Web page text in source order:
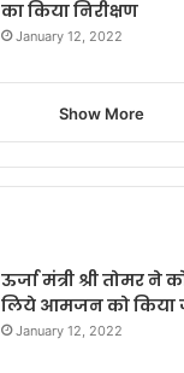
का किया निरीक्षण
January 12, 2022
Show More
ऊर्जा मंत्री श्री तोमर ने
लिये आमजन को किया
January 12, 2022